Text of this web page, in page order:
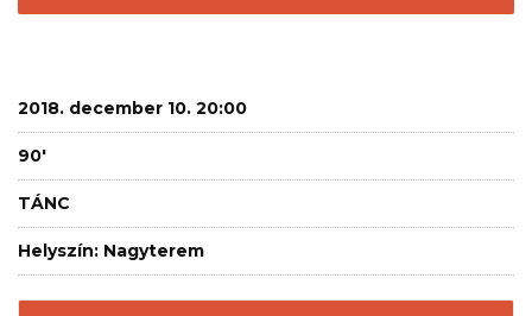
2018. december 10. 20:00
90'
TÁNC
Helyszín: Nagyterem